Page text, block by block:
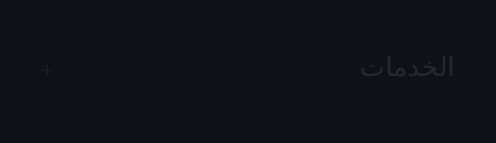
الخدمات